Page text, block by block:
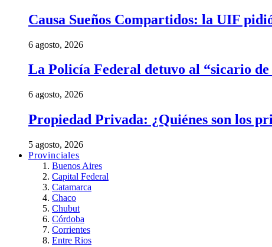
Causa Sueños Compartidos: la UIF
6 agosto, 2026
La Policía Federal detuvo al “sicario
6 agosto, 2026
Propiedad Privada: ¿Quiénes son los
5 agosto, 2026
Provinciales
Buenos Aires
Capital Federal
Catamarca
Chaco
Chubut
Córdoba
Corrientes
Entre Rios